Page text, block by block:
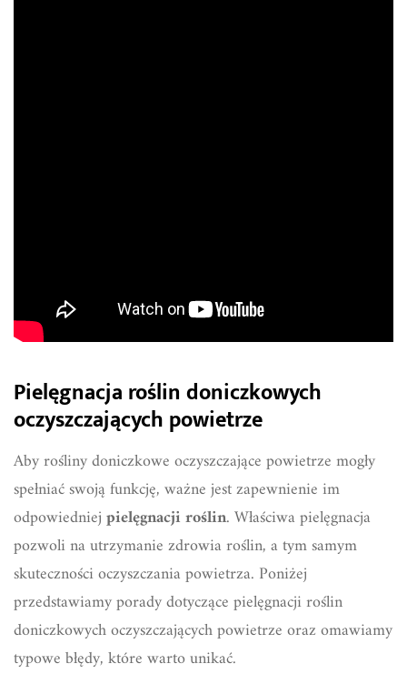
Pielęgnacja roślin doniczkowych
oczyszczających powietrze
Aby rośliny doniczkowe oczyszczające powietrze mogły
spełniać swoją funkcję, ważne jest zapewnienie im
odpowiedniejpielęgnacji roślin. Właściwa pielęgnacja
pozwoli na utrzymanie zdrowia roślin, a tym samym
skuteczności oczyszczania powietrza. Poniżej
przedstawiamy porady dotyczące pielęgnacji roślin
doniczkowych oczyszczających powietrze oraz omawiamy
typowe błędy, które warto unikać.